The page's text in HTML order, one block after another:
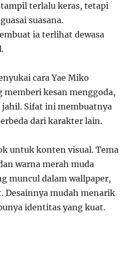
terlalu keras, tetapi
suasana.
ia terlihat dewasa
cara Yae Miko
memberi kesan menggoda,
Sifat ini membuatnya
dari karakter lain.
untuk konten visual. Tema
warna merah muda
muncul dalam wallpaper,
Desainnya mudah menarik
identitas yang kuat.